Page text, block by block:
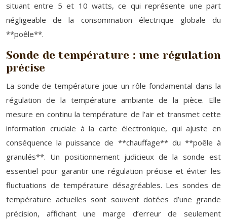
situant entre 5 et 10 watts, ce qui représente une part
négligeable de la consommation électrique globale du
**poêle**.
Sonde de température : une régulation
précise
La sonde de température joue un rôle fondamental dans la
régulation de la température ambiante de la pièce. Elle
mesure en continu la température de l’air et transmet cette
information cruciale à la carte électronique, qui ajuste en
conséquence la puissance de **chauffage** du **poêle à
granulés**. Un positionnement judicieux de la sonde est
essentiel pour garantir une régulation précise et éviter les
fluctuations de température désagréables. Les sondes de
température actuelles sont souvent dotées d’une grande
précision, affichant une marge d’erreur de seulement